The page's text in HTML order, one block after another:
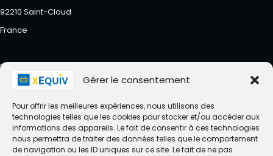
Gérer le consentement
Pour offrir les meilleures expériences, nous utilisons des
technologies telles que les cookies pour stocker et/ou accéder aux
informations des appareils. Le fait de consentir à ces technologies
nous permettra de traiter des données telles que le comportement
de navigation ou les ID uniques sur ce site. Le fait de ne pas
92210 Saint-Cloud
France
RCS Nanterre : 483341269
About Accueil Actualités
Assistance